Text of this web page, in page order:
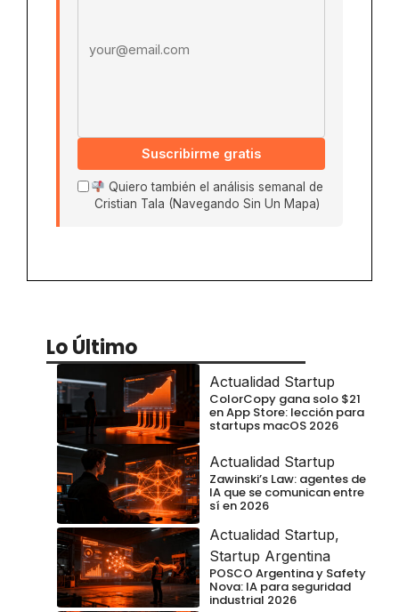
Suscribirme gratis
Quiero también el análisis semanal de
Cristian Tala (Navegando Sin Un Mapa)
Lo Último
Actualidad Startup
ColorCopy gana solo $21
en App Store: lección para
startups macOS 2026
Actualidad Startup
Zawinski’s Law: agentes de
IA que se comunican entre
sí en 2026
Actualidad Startup,
Startup Argentina
POSCO Argentina y Safety
Nova: IA para seguridad
industrial 2026